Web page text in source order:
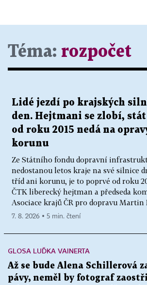
Téma: rozpočet
Lidé jezdí po krajských
den. Hejtmani se zlobí,
od roku 2015 nedá na
korunu
Ze Státního fondu dopravní
nedostanou letos kraje na své silnice
tříd ani korunu, je to poprvé od roku
ČTK liberecký hejtman a předseda
Asociace krajů ČR pro dopravu Martin
7. 8. 2026 ▪ 5 min. čtení
GLOSA LUĎKA VAINERTA
Až se bude Alena Schillerová
pávy, neměl by fotograf